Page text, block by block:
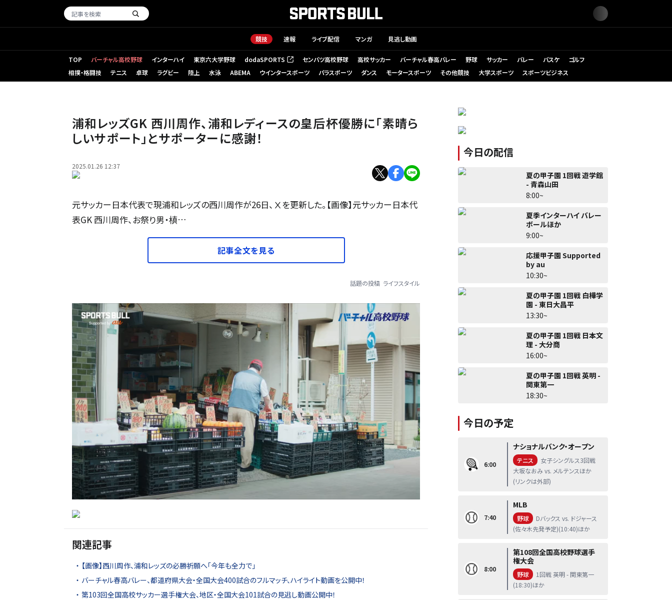
競技 速報 ライブ配信 マンガ 見逃し動画
TOP バーチャル高校野球 インターハイ 東京六大学野球 dodaSPORTS
（新しいタブで開く） センバツ高校野球 高校サッカー バーチャル春高バレー 野球 サッカー バレー バスケ
ゴルフ
相撲・格闘技
テニス 卓球 ラグビー 陸上 水泳 ABEMA ウインタースポーツ パラスポーツ ダンス モータースポーツ その他競技 大学スポーツ スポーツビジネス
浦和レッズGK 西川周作、浦和レディースの皇后杯優勝に「素晴ら
しいサポート」とサポーターに感謝！
2025.01.26 12:37
元サッカー日本代表で現浦和レッズの西川周作が26日、Ⅹを更新した。【画像】元サッカー日本代
表GK 西川周作、お祭り男・槙…
記事全文を見る
話題の投稿 ライフスタイル
関連記事
【画像】西川周作、浦和レッズの必勝祈願へ「今年も全力で」
バーチャル春高バレー、都道府県大会・全国大会400試合のフルマッチ、ハイライト動画を公開中！
第103回全国高校サッカー選手権大会、地区・全国大会101試合の見逃し動画公開中！
今日の配信
夏の甲子園 1回戦 遊学館
- 青森山田
8:00~
夏季インターハイ バレー
ボールほか
9:00~
応援甲子園 Supported
by au
10:30~
夏の甲子園 1回戦 白樺学
園 - 東日大昌平
13:30~
夏の甲子園 1回戦 日本文
理 - 大分商
16:00~
夏の甲子園 1回戦 英明 -
関東第一
18:30~
今日の予定
6:00
ナショナルバンク・オープン
テニス
女子シングルス3回戦
大坂なおみ vs. メルテンスほか
(リンクは外部)
7:40
MLB
野球
Dバックス vs. ドジャース
(佐々木先発予定)(10:40)ほか
8:00
第108回全国高校野球選手
権大会
野球
1回戦 英明 - 関東第一
(18:30)ほか